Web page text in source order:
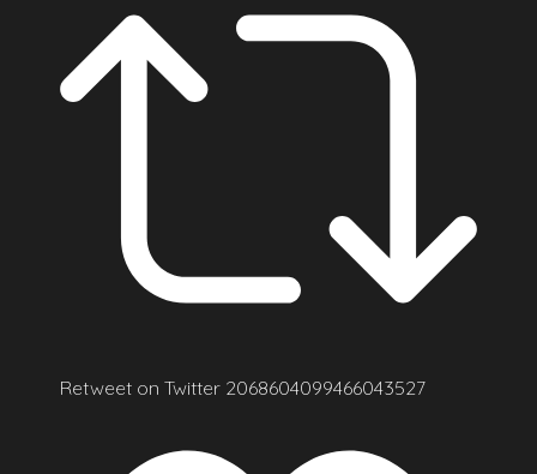
Retweet on Twitter 2068604099466043527